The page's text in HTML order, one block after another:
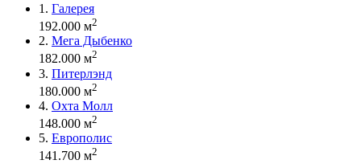
1. Галерея
192.000 м2
2. Мега Дыбенко
182.000 м2
3. Питерлэнд
180.000 м2
4. Охта Молл
148.000 м2
5. Европолис
141.700 м2